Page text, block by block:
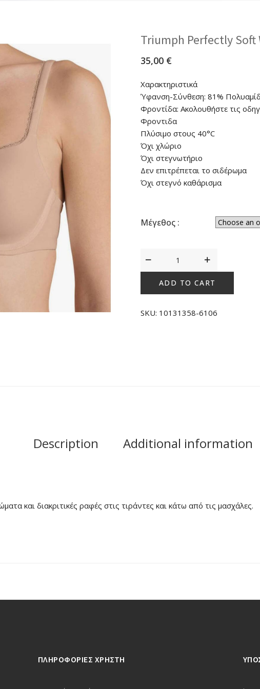
Triumph Perfectly Soft
35,00 €
Χαρακτηριστικά
Ύφανση-Σύνθεση: 81%
Φροντίδα: Ακολουθήστε τις
Φροντιδα
Πλύσιμο στους 40°C
Όχι χλώριο
Όχι στεγνωτήριο
Δεν επιτρέπεται το σιδέρωμα
Όχι στεγνό καθάρισμα
Μέγεθος :
Triumph
Perfectly
Soft
WHP
quantity
ADD TO CART
SKU: 10131358-6106
Description Additional information
και διακριτικές ραφές στις τιράντες και κάτω από τις μασχάλες.
ΠΛΗΡΟΦΟΡΙΕΣ ΧΡΗΣΤΗ